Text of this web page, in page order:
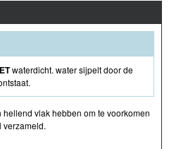
waterdicht. water sijpelt door de
vlak hebben om te voorkomen
verzameld.